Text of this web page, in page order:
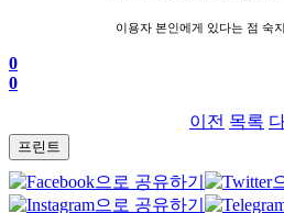
이용자 본인에게 있다는 점 숙
0
0
이전 목록
프린트